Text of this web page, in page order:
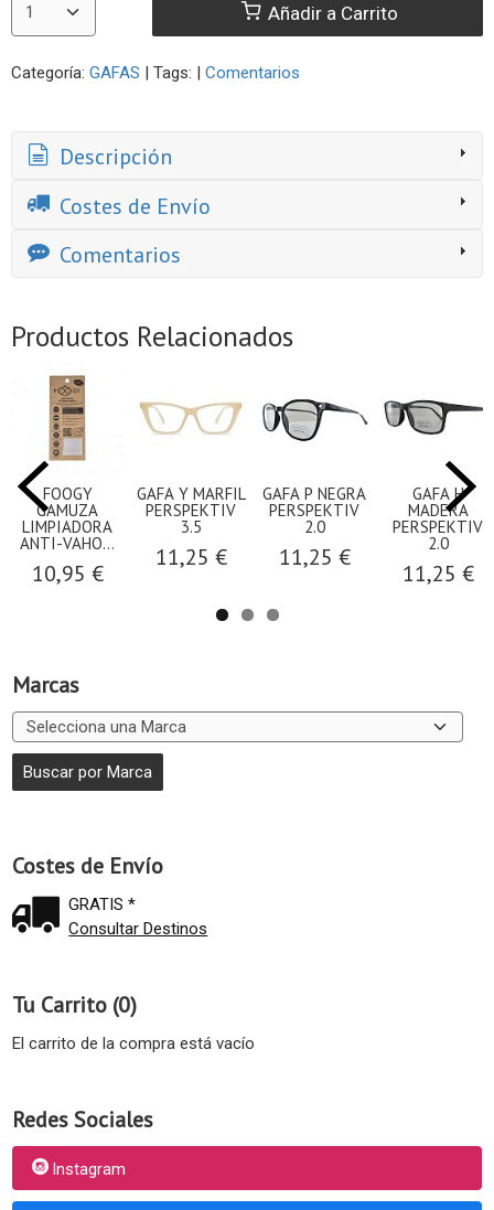
Marcas
Costes de Envío
GRATIS *
Consultar Destinos
Tu Carrito (0)
El carrito de la compra está vacío
Redes Sociales
Instagram
Añadir a Carrito
Categoría: GAFAS | Tags: | Comentarios
Descripción
Costes de Envío
Comentarios
Productos Relacionados
FOOGY
GAMUZA
LIMPIADORA
ANTI-VAHO...
10,95 €
GAFA Y MARFIL
PERSPEKTIV
3.5
11,25 €
GAFA P NEGRA
PERSPEKTIV
2.0
11,25 €
GAFA H
MADERA
PERSPEKTIV
2.0
11,25 €